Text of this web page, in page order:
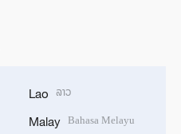
Lao ລາວ
Malay Bahasa Melayu